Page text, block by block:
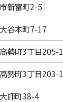
新富町2-5
谷本町7-17
勢町3丁目205-1
勢町3丁目203-1
師町38-4